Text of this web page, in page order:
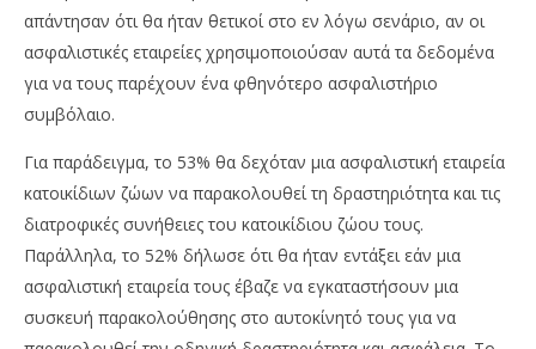
απάντησαν ότι θα ήταν θετικοί στο εν λόγω σενάριο, αν οι
ασφαλιστικές εταιρείες χρησιμοποιούσαν αυτά τα δεδομένα
για να τους παρέχουν ένα φθηνότερο ασφαλιστήριο
συμβόλαιο.
Για παράδειγμα, το 53% θα δεχόταν μια ασφαλιστική εταιρεία
κατοικίδιων ζώων να παρακολουθεί τη δραστηριότητα και τις
διατροφικές συνήθειες του κατοικίδιου ζώου τους.
Παράλληλα, το 52% δήλωσε ότι θα ήταν εντάξει εάν μια
ασφαλιστική εταιρεία τους έβαζε να εγκαταστήσουν μια
συσκευή παρακολούθησης στο αυτοκίνητό τους για να